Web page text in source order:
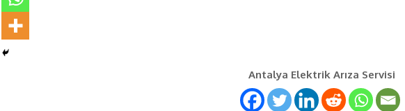
Antalya Elektrik Arıza Servisi